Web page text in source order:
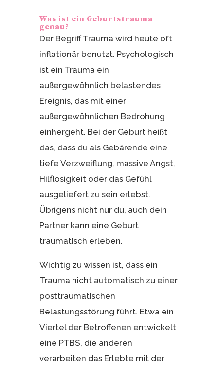
Was ist ein Geburtstrauma
genau?
Der Begriff Trauma wird heute oft
inflationär benutzt. Psychologisch
ist ein Trauma ein
außergewöhnlich belastendes
Ereignis, das mit einer
außergewöhnlichen Bedrohung
einhergeht. Bei der Geburt heißt
das, dass du als Gebärende eine
tiefe Verzweiflung, massive Angst,
Hilflosigkeit oder das Gefühl
ausgeliefert zu sein erlebst.
Übrigens nicht nur du, auch dein
Partner kann eine Geburt
traumatisch erleben.
Wichtig zu wissen ist, dass ein
Trauma nicht automatisch zu einer
posttraumatischen
Belastungsstörung führt. Etwa ein
Viertel der Betroffenen entwickelt
eine PTBS, die anderen
verarbeiten das Erlebte mit der